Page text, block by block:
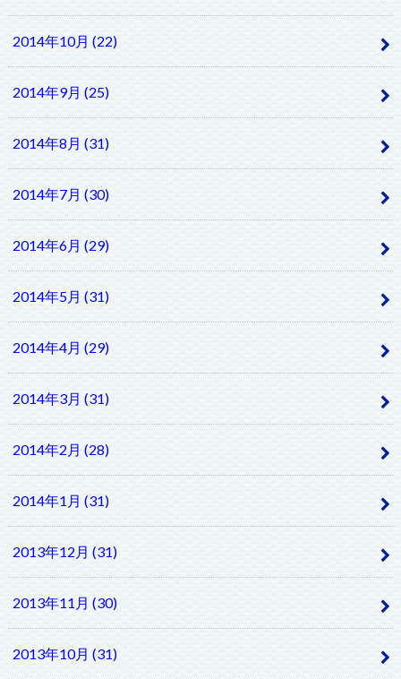
2014年10月 (22)
2014年9月 (25)
2014年8月 (31)
2014年7月 (30)
2014年6月 (29)
2014年5月 (31)
2014年4月 (29)
2014年3月 (31)
2014年2月 (28)
2014年1月 (31)
2013年12月 (31)
2013年11月 (30)
2013年10月 (31)